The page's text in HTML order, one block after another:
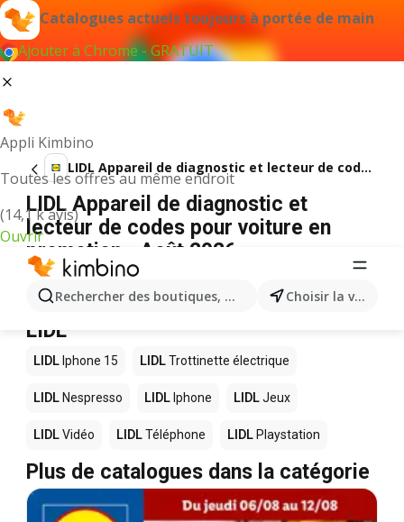
Catalogues actuels toujours à portée de main
Ajouter à Chrome - GRATUIT
Appli Kimbino
Toutes les offres au même endroit
(14,1 k avis)
Ouvrir
Rechercher des boutiques, des catégories, des Choisir la ville
LIDL Appareil de diagnostic et lecteur de codes pour voiture
LIDL Appareil de diagnostic et
lecteur de codes pour voiture en
promotion - Août 2026
Aucun résultat trouvé pour ce terme.
D’autres produits dans les magasins
LIDL
LIDL Iphone 15 LIDLTrottinette électrique
LIDL Nespresso LIDL Iphone LIDLJeux
LIDLVidéo LIDLTéléphone LIDL Playstation
Plus de catalogues dans la catégorie